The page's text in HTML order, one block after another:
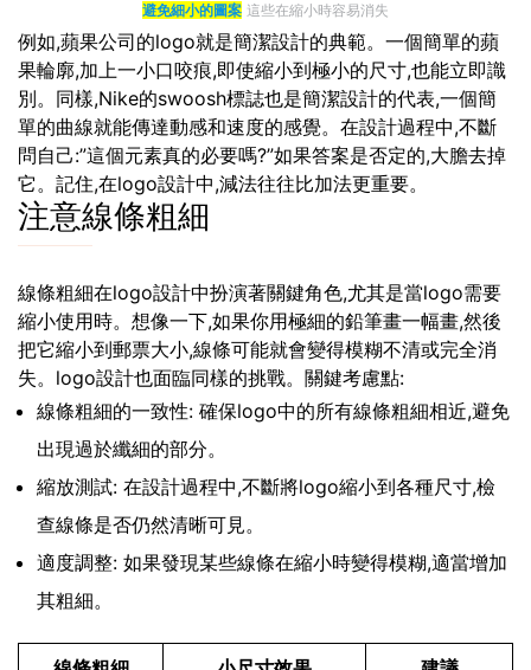
避免細小的圖案 這些在縮小時容易消失
例如,蘋果公司的logo就是簡潔設計的典範。一個簡單的蘋
果輪廓,加上一小口咬痕,即使縮小到極小的尺寸,也能立即識
別。同樣,Nike的swoosh標誌也是簡潔設計的代表,一個簡
單的曲線就能傳達動感和速度的感覺。在設計過程中,不斷
問自己:”這個元素真的必要嗎?”如果答案是否定的,大膽去掉
它。記住,在logo設計中,減法往往比加法更重要。
注意線條粗細
線條粗細在logo設計中扮演著關鍵角色,尤其是當logo需要
縮小使用時。想像一下,如果你用極細的鉛筆畫一幅畫,然後
把它縮小到郵票大小,線條可能就會變得模糊不清或完全消
失。logo設計也面臨同樣的挑戰。關鍵考慮點:
線條粗細的一致性: 確保logo中的所有線條粗細相近,避免
出現過於纖細的部分。
縮放測試: 在設計過程中,不斷將logo縮小到各種尺寸,檢
查線條是否仍然清晰可見。
適度調整: 如果發現某些線條在縮小時變得模糊,適當增加
其粗細。